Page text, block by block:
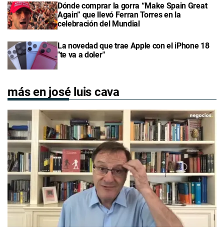
Dónde comprar la gorra “Make Spain Great
Again” que llevó Ferran Torres en la
celebración del Mundial
La novedad que trae Apple con el iPhone 18
"te va a doler"
más en josé luis cava